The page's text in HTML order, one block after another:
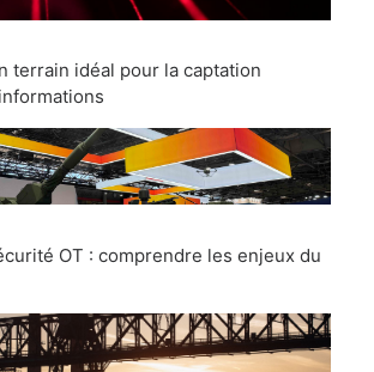
terrain idéal pour la captation
OT : comprendre les enjeux du